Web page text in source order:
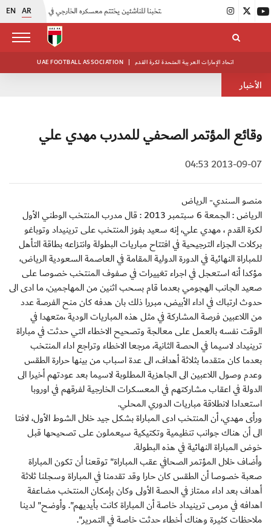
EN AR
اتحاد الكرة يُنظم ورشة عمل للمراقبين المعتمدين
UAE FOOTBALL ASSOCIATION | اتحاد الإمارات العربية المتحدة لكرة القدم
الأخبار
وقائع المؤتمر الصحفي للمدرب مهدي علي
2013-09-07 04:53
منصو السندي- الرياض
الرياض : الجمعة 6 سبتمبر 2013 : قال مدرب المنتخب الوطني الأول
لكرة القدم ، مهدي علي، إنه سعيد بفوز المنتخب على ترينيداد وتوباغو
بركلات الجزاء الترجيحية في افتتاح مباريات البطولة وانتزاعه بطاقة التأهل
للمباراة النهائية في الدورة الدولية المقامة في العاصمة السعودية الرياض،
مؤكدا أنه استعجل في اجراء تغييرات في صفوف المنتخب خصوصا على
صعيد الجانب الهجومي بعدما قام بسحب اثنين من المهاجمين، ما ادى الى
حدوث ارتباك في اداء الأبيض، مبررا ذلك بان هدفه كان منح الفرصة عدد
من اللاعبين فرصة المشاركة في مثل هذه المباريات الودية ،متعهدا في
الوقت نفسه بالعمل على معالجة وتصحيح الاخطاء التي حدثت في مباراة
ترينيداد لاسيما في الحصة الثانية، مرجعا الاخطاء وتراجع اداء المنتخب
بعدما كان متقدما بثلاثة أهداف، الى عدة اسباب من بينها حرارة الطقس
وعدم وصول اللاعبين الى الجاهزية المطلوبة لاسيما بعد عودتهم أخيرا الى
الدولة في اعقاب مشاركتهم في المعسكرات الخارجية لفرقهم في اوروبا
استعدادا لانطلاقة مباريات الدوري المحلي.
ورأى مهدي، أن المنتخب ادى المباراة بشكل جيد خلال الشوط الأول، لافتا
الى أن هناك جوانب تنظيمية وتكتيكية سيعملون على تصحيحها قبل
خوض المباراة النهائية في هذه البطولة.
وأضاف خلال المؤتمر الصحافي عقب المباراة" توقعنا أن تكون المباراة
صعبة خصوصا أن الطقس كان حارا وقد تقدمنا في المباراة وسجلنا ثلاثة
أهداف بعد اداء ممتاز في الحصة الأولى وكان بإمكان المنتخب مضاعفة
اهدافه في مرمى ترينيداد خاصة أن المباراة كانت بأيديهم". وأوضح" لدينا
ملاحظات كثيرة وهناك أخطاء حدثت خاصة في التمرير".